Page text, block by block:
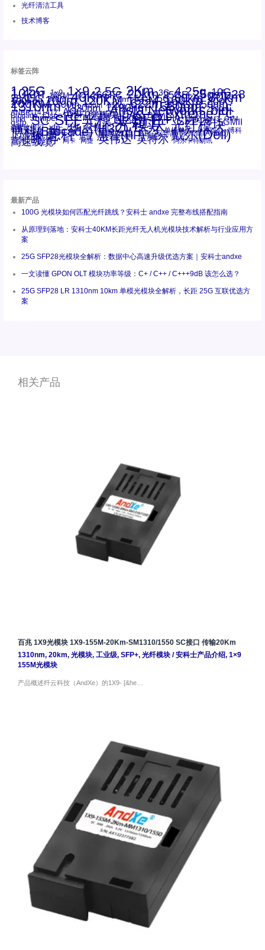
光纤清洁工具
技术博客
标签云阵
1.25G 1x9 1×9 2.5G 2Km 3G 4.25g 10G
10km 15KM 16G 16GFC 20km 25GE 25gsfp28
28.05G 30km 40Km 50m 53.125G 60km 80km
100km 100m 120KM 155M 160km 200G
200KM 300m 400m 550m 622m 800G 850nm
1310nm 1330nm 1490nm 1550nm 2500m
ANBR-1414TZ AOC Arista Arista Networks bidi
Brocade Cisco CSFP光模块 DAC Dell Extreme FC
Intel Juniper LC MPO-LC Netgear NVIDIA OM2 OM3 OM4
qsfp SC SFF光模块 SFP+ SFP28 SGMII
st螺纹接口 xfp 万兆 交换机 光模块 光纤模块
千兆光模块 华三 华三(H3C) 华为 单模单芯 单模双芯 博科
博科(Brocade) 博通 友讯 多模 安华高 安华高(Avago)
工业级 思科 惠普 惠普(HP) 戴尔 戴尔(Dell)
百兆 瞻博 网卡 网捷 英伟达 英特尔 阿尔卡特朗讯
高速线缆
最新产品
100G 光模块如何匹配光纤跳线？安科士 andxe 完整布线搭配指南
从原理到落地：安科士40KM长距光纤无人机光模块技术解析与行业应用方
案
25G SFP28光模块全解析：数据中心高速升级优选方案｜安科士andxe
一文读懂 GPON OLT 模块功率等级：C+ / C++ / C+++9dB 该怎么选？
25G SFP28 LR 1310nm 10km 单模光模块全解析，长距 25G 互联优选方
案
相关产品
百兆 1X9光模块 1X9-155M-20Km-SM1310/1550 SC接口 传输20Km
1310nm, 20km, 光模块, 工业级, SFP+, 光纤模块/安科士产品介绍, 1×9
155M光模块
产品概述纤云科技（AndXe）的1X9- [&he…